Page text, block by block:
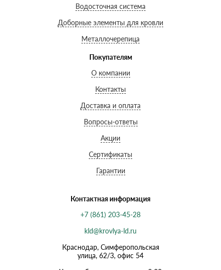
Водосточная система
Доборные элементы для кровли
Металлочерепица
Покупателям
О компании
Контакты
Доставка и оплата
Вопросы-ответы
Акции
Сертификаты
Гарантии
Контактная информация
+7 (861) 203-45-28
kld@krovlya-ld.ru
Краснодар, Симферопольская
улица, 62/3, офис 54